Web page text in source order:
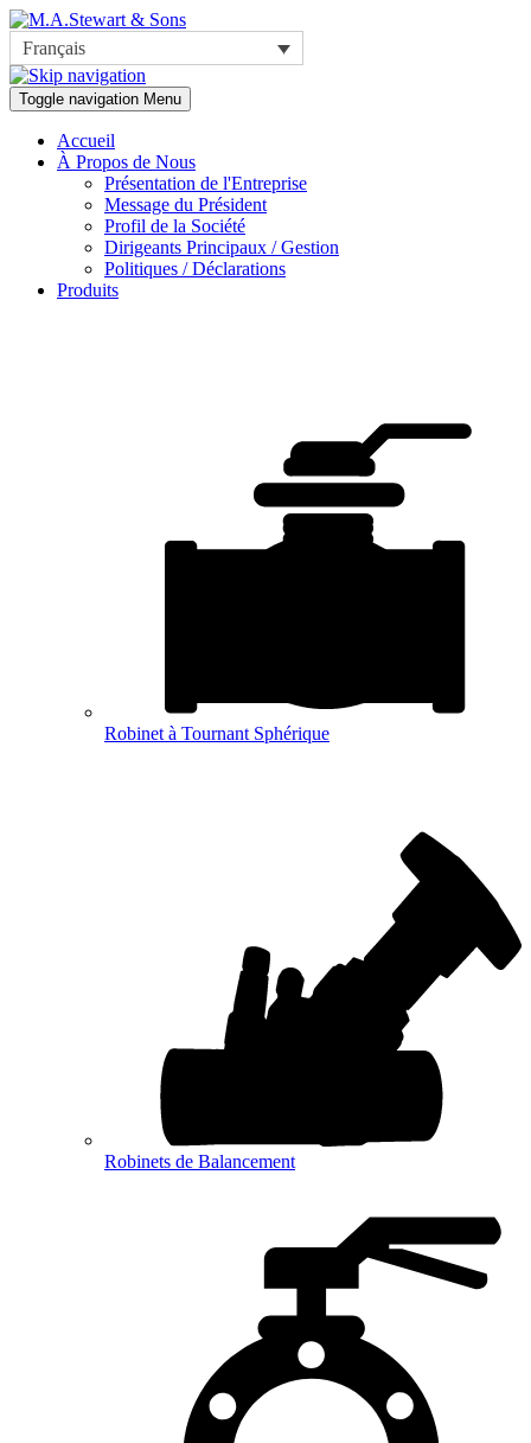
Français
Toggle navigation Menu
Accueil
À Propos de Nous
Présentation de l'Entreprise
Message du Président
Profil de la Société
Dirigeants Principaux / Gestion
Politiques / Déclarations
Produits
Robinet à Tournant Sphérique
Robinets de Balancement